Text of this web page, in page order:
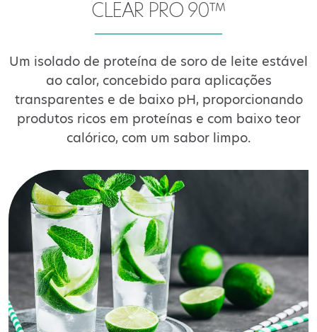
CLEAR PRO 90™
Um isolado de proteína de soro de leite estável
ao calor, concebido para aplicações
transparentes e de baixo pH, proporcionando
produtos ricos em proteínas e com baixo teor
calórico, com um sabor limpo.